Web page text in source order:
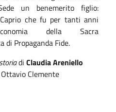
un benemerito figlio:
che fu per tanti anni
della Sacra
di Propaganda Fide.
di Claudia Areniello
Clemente